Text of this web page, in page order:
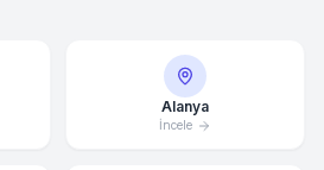
Alanya
İncele